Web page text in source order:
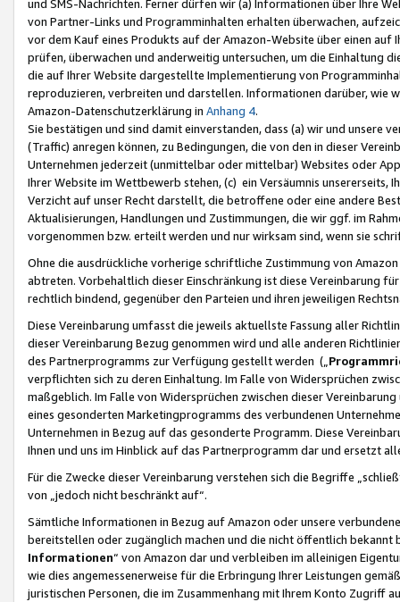
und SMS-Nachrichten. Ferner dürfen wir (a) Informationen über Ihre
von Partner-Links und Programminhalten erhalten überwachen,
vor dem Kauf eines Produkts auf der Amazon-Website über einen
prüfen, überwachen und anderweitig untersuchen, um die Einhaltung
die auf Ihrer Website dargestellte Implementierung von
reproduzieren, verbreiten und darstellen. Informationen darüber, wie
Amazon-Datenschutzerklärung in Anhang 4.
Sie bestätigen und sind damit einverstanden, dass (a) wir und
(Traffic) anregen können, zu Bedingungen, die von den in dieser
Unternehmen jederzeit (unmittelbar oder mittelbar) Websites oder
Ihrer Website im Wettbewerb stehen, (c) ein Versäumnis unsererseits,
Verzicht auf unser Recht darstellt, die betroffene oder eine andere
Aktualisierungen, Handlungen und Zustimmungen, die wir ggf. im
vorgenommen bzw. erteilt werden und nur wirksam sind, wenn sie
Ohne die ausdrückliche vorherige schriftliche Zustimmung von
abtreten. Vorbehaltlich dieser Einschränkung ist diese Vereinbarung
rechtlich bindend, gegenüber den Parteien und ihren jeweiligen
Diese Vereinbarung umfasst die jeweils aktuellste Fassung aller
dieser Vereinbarung Bezug genommen wird und alle anderen
des Partnerprogramms zur Verfügung gestellt werden („
verpflichten sich zu deren Einhaltung. Im Falle von Widersprüchen
maßgeblich. Im Falle von Widersprüchen zwischen dieser
eines gesonderten Marketingprogramms des verbundenen
Unternehmen in Bezug auf das gesonderte Programm. Diese
Ihnen und uns im Hinblick auf das Partnerprogramm dar und ersetzt
Für die Zwecke dieser Vereinbarung verstehen sich die Begriffe
von „jedoch nicht beschränkt auf“.
Sämtliche Informationen in Bezug auf Amazon oder unsere
bereitstellen oder zugänglich machen und die nicht öffentlich
Informationen“ von Amazon dar und verbleiben im alleinigen
wie dies angemessenerweise für die Erbringung Ihrer Leistungen
juristischen Personen, die im Zusammenhang mit Ihrem Konto